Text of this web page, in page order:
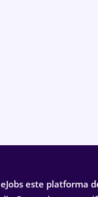
eJobs este platforma